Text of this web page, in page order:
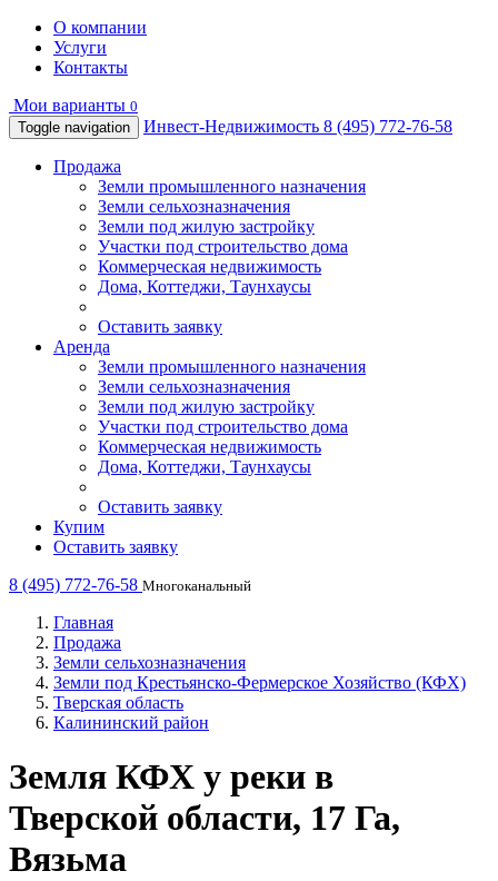
О компании
Услуги
Контакты
Мои варианты 0
Toggle navigation
Инвест-Недвижимость 8 (495) 772-76-58
Продажа
Земли промышленного назначения
Земли сельхозназначения
Земли под жилую застройку
Участки под строительство дома
Коммерческая недвижимость
Дома, Коттеджи, Таунхаусы
Оставить заявку
Аренда
Земли промышленного назначения
Земли сельхозназначения
Земли под жилую застройку
Участки под строительство дома
Коммерческая недвижимость
Дома, Коттеджи, Таунхаусы
Оставить заявку
Купим
Оставить заявку
8 (495) 772-76-58 Многоканальный
Главная
Продажа
Земли сельхозназначения
Земли под Крестьянско-Фермерское Хозяйство (КФХ)
Тверская область
Калининский район
Земля КФХ у реки в
Тверской области, 17 Га,
Вязьма